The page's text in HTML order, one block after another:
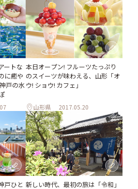
ートな
に癒や
戸の水
本日オープン! フルーツたっぷり
のスイーツが味わえる、山形「オ
ウ! ショウ! カフェ」
山形県 2017.05.20
戸ひと 新しい時代、最初の旅は「令和」